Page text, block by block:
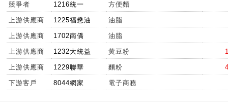
競爭者 1216統一 方便麵
上游供應商 1225福懋油 油脂
上游供應商 1702南僑 油脂
上游供應商 1232大統益 黃豆粉
上游供應商 1229聯華 麵粉
下游客戶 8044網家 電子商務